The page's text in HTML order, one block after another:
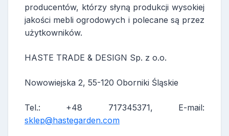
producentów, którzy słyną produkcji wysokiej
jakości mebli ogrodowych i polecane są przez
użytkowników.
HASTE TRADE & DESIGN Sp. z o.o.
Nowowiejska 2, 55-120 Oborniki Śląskie
Tel.: +48 717345371, E-mail:
sklep@hastegarden.com